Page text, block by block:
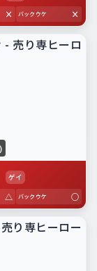
× バックウケ ×
ゲイ
△ バックウケ ○